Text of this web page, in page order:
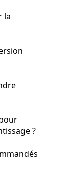
la
?